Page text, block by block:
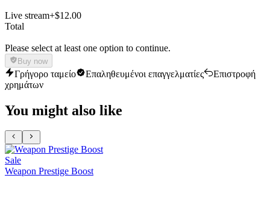
Live stream+$12.00
Total
Please select at least one option to continue.
Buy now
Γρήγορο ταμείο Επαληθευμένοι επαγγελματίες
Επιστροφή
χρημάτων
You might also like
Sale
Weapon Prestige Boost